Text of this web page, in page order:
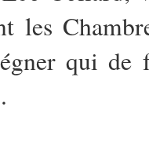
les
qui de